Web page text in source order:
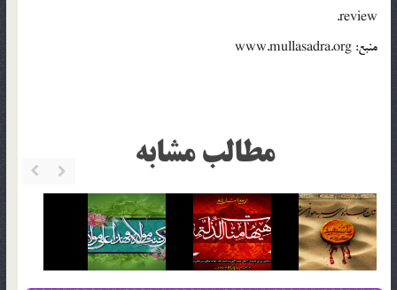
review.
منبع: www.mullasadra.org
مطالب مشابه